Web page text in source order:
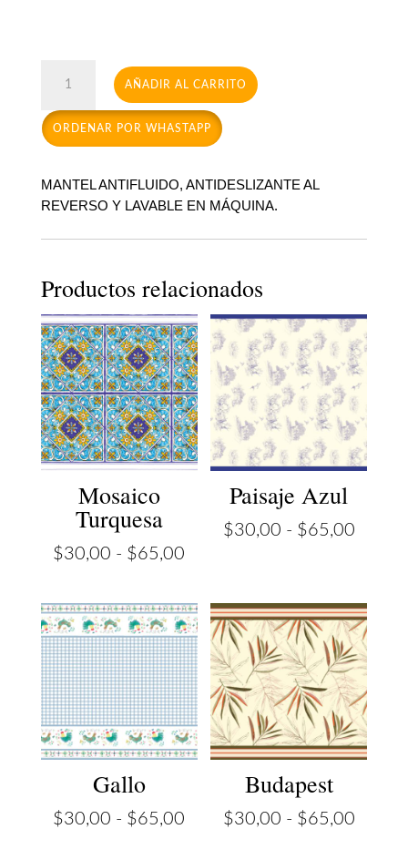
cantidad
AÑADIR AL CARRITO
ORDENAR POR WHASTAPP
MANTEL ANTIFLUIDO, ANTIDESLIZANTE AL
REVERSO Y LAVABLE EN MÁQUINA.
Productos relacionados
Mosaico
Turquesa
$30,00 - $65,00
precios:
desde
$30,00
hasta
$65,00
Paisaje Azul
$30,00 - $65,00Rango
desde
hasta
Gallo
$30,00 - $65,00 Rango
Budapest
$30,00 - $65,00Rango